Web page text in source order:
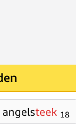
angelsteek 18